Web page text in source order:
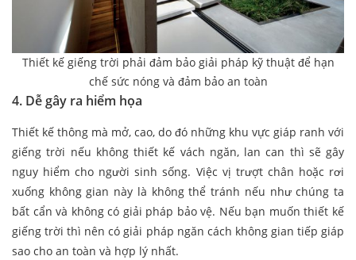
Thiết kế giếng trời phải đảm bảo giải pháp kỹ thuật để hạn
chế sức nóng và đảm bảo an toàn
4. Dễ gây ra hiểm họa
Thiết kế thông mà mở, cao, do đó những khu vực giáp ranh với
giếng trời nếu không thiết kế vách ngăn, lan can thì sẽ gây
nguy hiểm cho người sinh sống. Việc vị trượt chân hoặc rơi
xuống không gian này là không thể tránh nếu như chúng ta
bất cẩn và không có giải pháp bảo vệ. Nếu bạn muốn thiết kế
giếng trời thì nên có giải pháp ngăn cách không gian tiếp giáp
sao cho an toàn và hợp lý nhất.